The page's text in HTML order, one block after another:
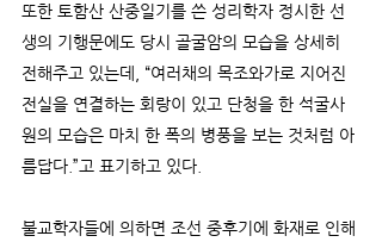
또한 토함산 산중일기를 쓴 성리학자 정시한 선
생의 기행문에도 당시 골굴암의 모습을 상세히
전해주고 있는데, “여러채의 목조와가로 지어진
전실을 연결하는 회랑이 있고 단청을 한 석굴사
원의 모습은 마치 한 폭의 병풍을 보는 것처럼 아
름답다.”고 표기하고 있다.
불교학자들에 의하면 조선 중후기에 화재로 인해